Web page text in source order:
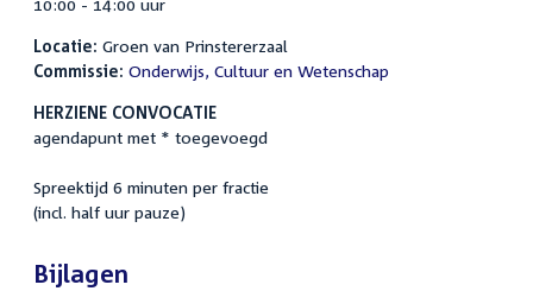
10:00 - 14:00 uur
Locatie: Groen van Prinstererzaal
Commissie: Onderwijs, Cultuur en Wetenschap
HERZIENE CONVOCATIE
agendapunt met * toegevoegd
Spreektijd 6 minuten per fractie
(incl. half uur pauze)
Bijlagen